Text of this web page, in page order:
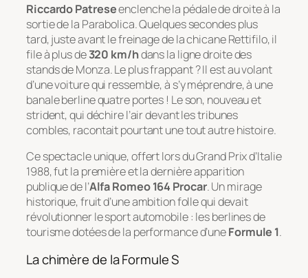
Riccardo Patreseenclenche la pédale de droite à la
sortie de la Parabolica. Quelques secondes plus
tard, juste avant le freinage de la chicane Rettifilo, il
file à plus de320 km/hdans la ligne droite des
stands de Monza. Le plus frappant ? Il est au volant
d’une voiture qui ressemble, à s’y méprendre, à une
banale berline quatre portes ! Le son, nouveau et
strident, qui déchire l’air devant les tribunes
combles, racontait pourtant une tout autre histoire.
Ce spectacle unique, offert lors du Grand Prix d’Italie
1988, fut la première et la dernière apparition
publique de l’Alfa Romeo 164 Procar. Un mirage
historique, fruit d’une ambition folle qui devait
révolutionner le sport automobile : les berlines de
tourisme dotées de la performance d’uneFormule 1.
La chimère de la Formule S